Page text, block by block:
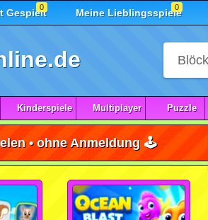
Gespielt
0 Meine Lieblingsspiele
0
Kinderspiele Multiplayer Puzzle
• ohne Anmeldung 🕹️